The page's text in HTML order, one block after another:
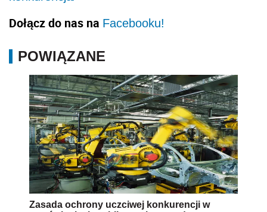
Dołącz do nas na Facebooku!
POWIĄZANE
Zasada ochrony uczciwej konkurencji w